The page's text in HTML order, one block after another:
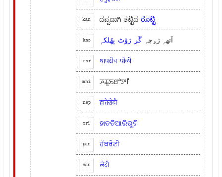
kan ದಪ್ಪದಾಗಿ ತಟ್ಟಿದ ರೊಟ್ಟಿ
kas اَتھہٕ ژۄچہٕ گَر ژوٚٹ پھُلکہٕ
mar थापटीव पोळी
mni ꯍꯊꯨꯏꯔꯣꯇꯤ
nep हातेरोटी
ori ହାତତିଆରିରୁଟି
pan ਹੱਥਰੋਟੀ
san लेटी